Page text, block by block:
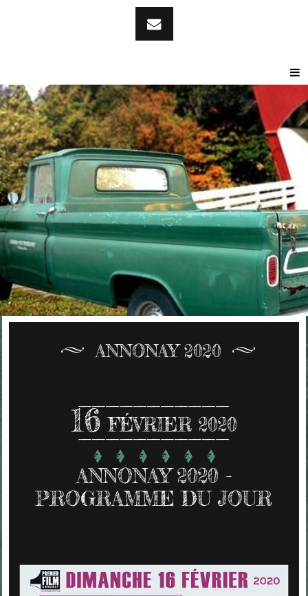
ANNONAY 2020
16 FÉVRIER 2020
ANNONAY 2020 -
PROGRAMME DU JOUR